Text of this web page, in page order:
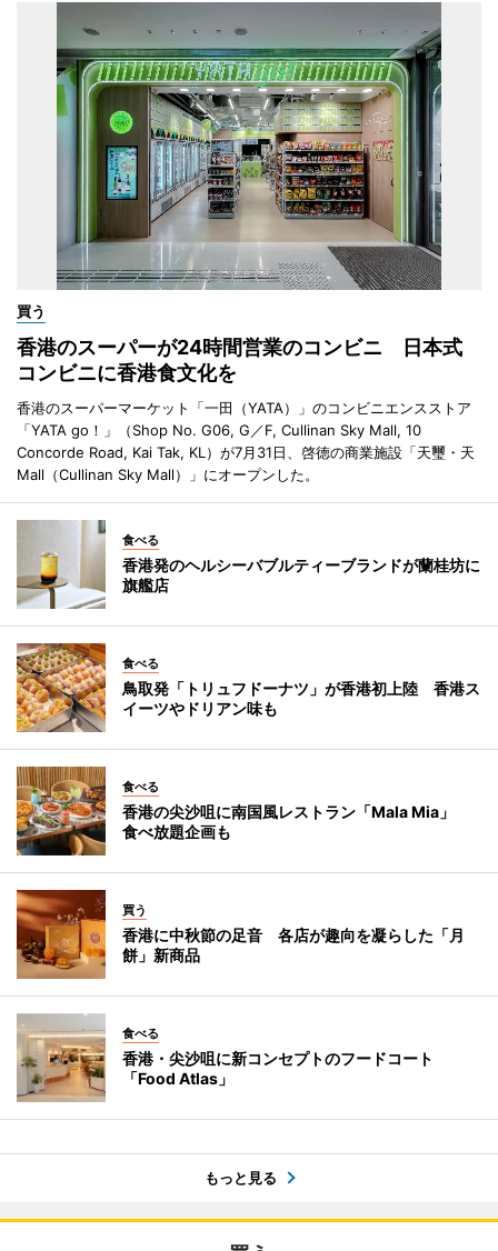
買う
香港のスーパーが24時間営業のコンビニ 日本式
コンビニに香港食文化を
香港のスーパーマーケット「一田（YATA）」のコンビニエンスストア
「YATA go！」（Shop No. G06, G／F, Cullinan Sky Mall, 10
Concorde Road, Kai Tak, KL）が7月31日、啓徳の商業施設「天璽・天
Mall（Cullinan Sky Mall）」にオープンした。
食べる
香港発のヘルシーバブルティーブランドが蘭桂坊に
旗艦店
食べる
鳥取発「トリュフドーナツ」が香港初上陸 香港ス
イーツやドリアン味も
食べる
香港の尖沙咀に南国風レストラン「Mala Mia」
食べ放題企画も
買う
香港に中秋節の足音 各店が趣向を凝らした「月
餅」新商品
食べる
香港・尖沙咀に新コンセプトのフードコート
「Food Atlas」
もっと見る